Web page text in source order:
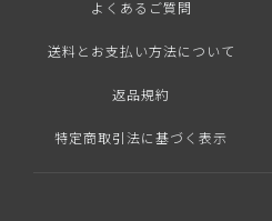
よくあるご質問
送料とお支払い方法について
返品規約
特定商取引法に基づく表示